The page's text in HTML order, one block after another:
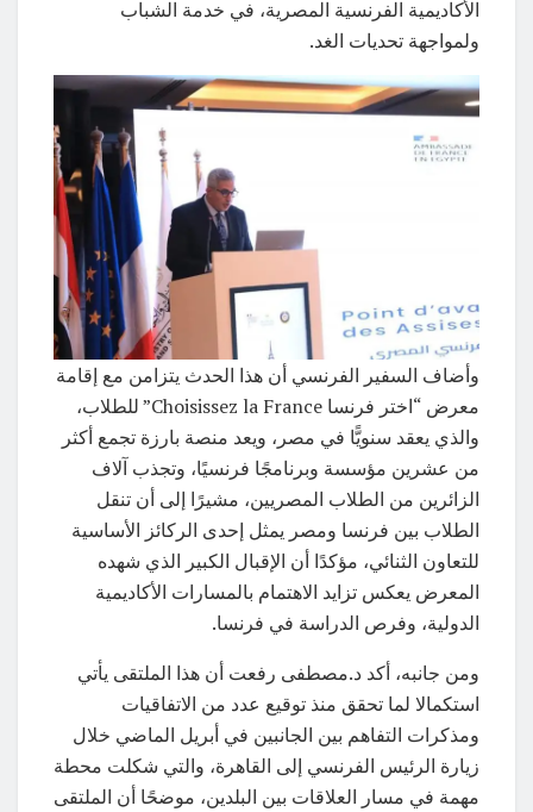
الأكاديمية الفرنسية المصرية، في خدمة الشباب
ولمواجهة تحديات الغد.
وأضاف السفير الفرنسي أن هذا الحدث يتزامن مع إقامة
معرض “اختر فرنسا Choisissez la France” للطلاب،
والذي يعقد سنويًّا في مصر، ويعد منصة بارزة تجمع أكثر
من عشرين مؤسسة وبرنامجًا فرنسيًا، وتجذب آلاف
الزائرين من الطلاب المصريين، مشيرًا إلى أن تنقل
الطلاب بين فرنسا ومصر يمثل إحدى الركائز الأساسية
للتعاون الثنائي، مؤكدًا أن الإقبال الكبير الذي شهده
المعرض يعكس تزايد الاهتمام بالمسارات الأكاديمية
الدولية، وفرص الدراسة في فرنسا.
ومن جانبه، أكد د.مصطفى رفعت أن هذا الملتقى يأتي
استكمالا لما تحقق منذ توقيع عدد من الاتفاقيات
ومذكرات التفاهم بين الجانبين في أبريل الماضي خلال
زيارة الرئيس الفرنسي إلى القاهرة، والتي شكلت محطة
مهمة في مسار العلاقات بين البلدين، موضحًا أن الملتقى